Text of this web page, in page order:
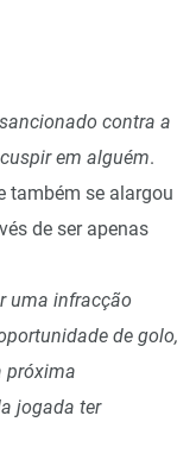
contra a
em alguém.
também se alargou
de ser apenas
uma infracção
de golo,
próxima
jogada ter